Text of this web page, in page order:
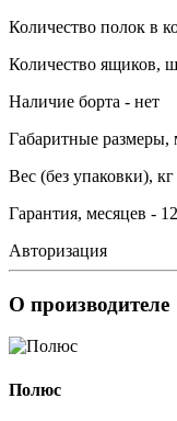
Количество полок в
Количество ящиков,
Наличие борта - нет
Габаритные размеры,
Вес (без упаковки),
Гарантия, месяцев - 12
Авторизация
О производителе
Полюс